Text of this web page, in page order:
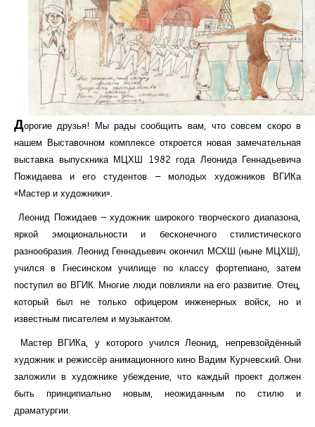
Доп. образование
Курсы повышения квалификации
Центр непрерывного образования
Конкурсы
Творческий инкубатор
Дорогие друзья! Мы рады сообщить вам, что совсем скоро в
нашем Выставочном комплексе откроется новая замечательная
выставка выпускника МЦХШ 1982 года Леонида Геннадьевича
Пожидаева и его студентов – молодых художников ВГИКа
«Мастер и художники».
Леонид Пожидаев – художник широкого творческого диапазона,
яркой эмоциональности и бесконечного стилистического
разнообразия. Леонид Геннадьевич окончил МСХШ (ныне МЦХШ),
учился в Гнесинском училище по классу фортепиано, затем
поступил во ВГИК. Многие люди повлияли на его развитие. Отец,
который был не только офицером инженерных войск, но и
известным писателем и музыкантом.
Мастер ВГИКа, у которого учился Леонид, непревзойдённый
художник и режиссёр анимационного кино Вадим Курчевский. Они
заложили в художнике убеждение, что каждый проект должен
быть принципиально новым, неожиданным по стилю и
драматургии.